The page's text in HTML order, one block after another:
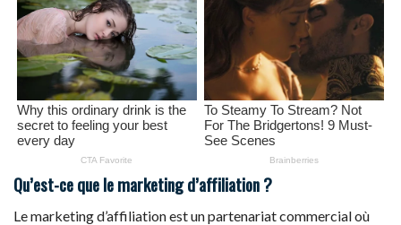
Qu’est-ce que le marketing d’affiliation ?
Le marketing d’affiliation est un partenariat commercial où